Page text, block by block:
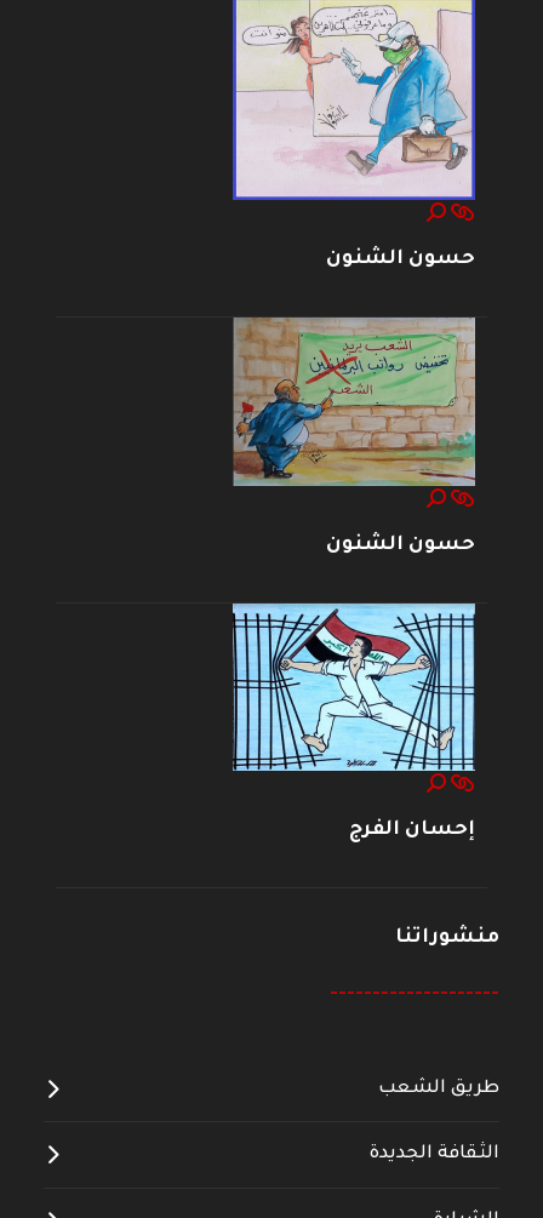
حسون الشنون
حسون الشنون
إحسان الفرج
منشوراتنا
--------------------
طريق الشعب
الثقافة الجديدة